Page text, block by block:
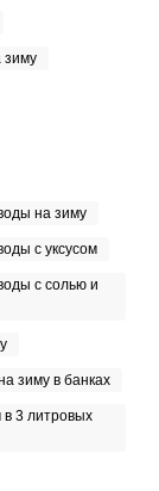
зиму
на зиму
с уксусом
с солью и
зиму в банках
в 3 литровых